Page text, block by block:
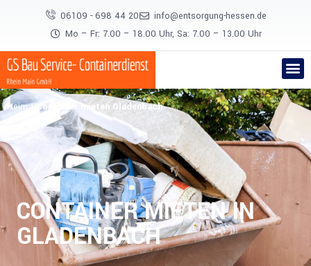
06109 - 698 44 20
info@entsorgung-hessen.de
Mo – Fr: 7.00 – 18.00 Uhr, Sa: 7.00 – 13.00 Uhr
Heim|Container mieten Gladenbach
CONTAINER MIETEN IN
GLADENBACH